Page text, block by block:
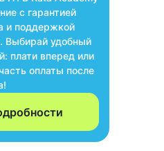
с гарантией
и поддержкой
Выбирай удобный
плати вперед или
оплаты после